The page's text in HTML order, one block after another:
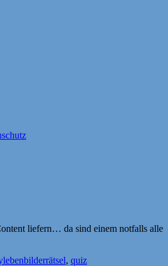
liefern… da sind einem notfalls alle
Schlagwörter
bilderrätsel, quiz